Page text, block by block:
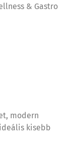
& Gastro
modern
kisebb